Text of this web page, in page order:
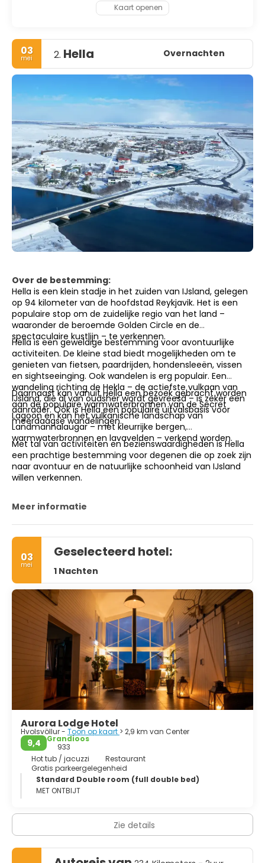
Kaart openen
03
mei 2. Hella Overnachten
Over de bestemming:
Hella is een klein stadje in het zuiden van IJsland, gelegen
op 94 kilometer van de hoofdstad Reykjavik. Het is een
populaire stop om de zuidelijke regio van het land –
waaronder de beroemde Golden Circle en de
spectaculaire kustlijn – te verkennen.
Hella is een geweldige bestemming voor avontuurlijke
activiteiten. De kleine stad biedt mogelijkheden om te
genieten van fietsen, paardrijden, hondensleeën, vissen
en sightseeinging. Ook wandelen is erg populair. Een
wandeling richting de Hekla – de actiefste vulkaan van
IJsland, die al van oudsher wordt gevreesd – is zeker een
aanrader. Ook is Hella een populaire uitvalsbasis voor
meerdaagse wandelingen.
Daarnaast kan vanuit Hella een bezoek gebracht worden
aan de populaire warmwaterbronnen van de Secret
Lagoon en kan het vulkanische landschap van
Landmannalaugar – met kleurrijke bergen,
warmwaterbronnen en lavavelden – verkend worden.
Met tal van activiteiten en bezienswaardigheden is Hella
een prachtige bestemming voor degenen die op zoek zijn
naar avontuur en de natuurlijke schoonheid van IJsland
willen verkennen.
Meer informatie
03
mei
Geselecteerd hotel:
1 Nachten
Aurora Lodge Hotel
Hvolsvöllur - Toon op kaart > 2,9 km van Center
9,4
Grandioos
933
Hot tub / jacuzzi
Restaurant
Gratis parkeergelegenheid
Standard Double room (full double bed)
MET ONTBIJT
Zie details